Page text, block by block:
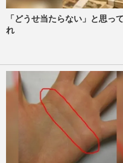
消しゴム
「どうせ当たらない」と思っ
れ